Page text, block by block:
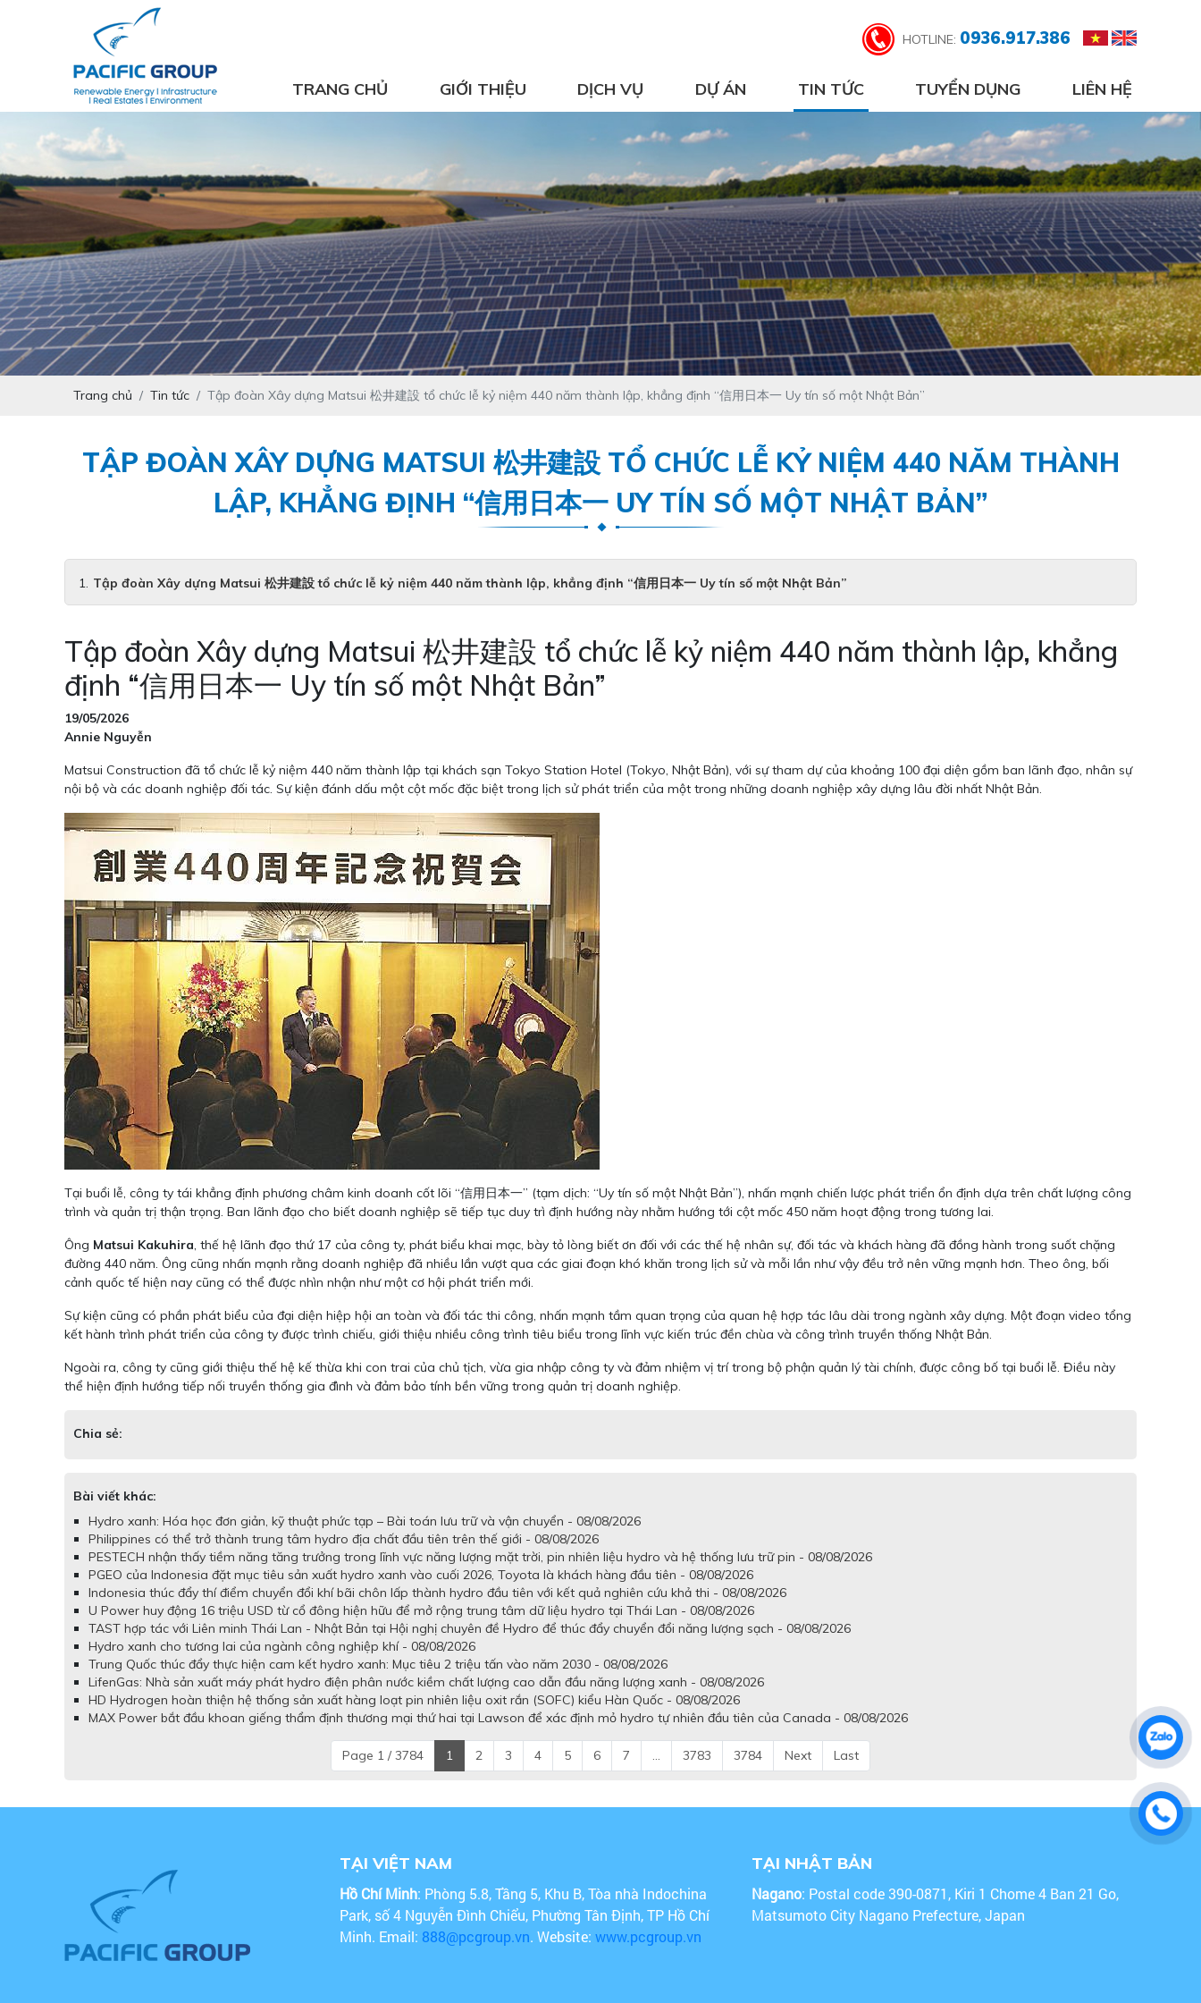
HOTLINE: 0936.917.386
TRANG CHỦ GIỚI THIỆU DỊCH VỤ DỰ ÁN TIN TỨC TUYỂN DỤNG LIÊN HỆ
Trang chủ Tin tức Tập đoàn Xây dựng Matsui 松井建設 tổ chức lễ kỷ niệm 440 năm thành lập, khẳng định “信用日本一 Uy tín số một Nhật Bản”
TẬP ĐOÀN XÂY DỰNG MATSUI 松井建設 TỔ CHỨC LỄ KỶ NIỆM 440 NĂM THÀNH
LẬP, KHẲNG ĐỊNH “信用日本一 UY TÍN SỐ MỘT NHẬT BẢN”
Tập đoàn Xây dựng Matsui 松井建設 tổ chức lễ kỷ niệm 440 năm thành lập, khẳng định “信用日本一 Uy tín số một Nhật Bản”
Tập đoàn Xây dựng Matsui 松井建設 tổ chức lễ kỷ niệm 440 năm thành lập, khẳng
định “信用日本一 Uy tín số một Nhật Bản”
19/05/2026
Annie Nguyễn
Matsui Construction đã tổ chức lễ kỷ niệm 440 năm thành lập tại khách sạn Tokyo Station Hotel (Tokyo, Nhật Bản), với sự tham dự của khoảng 100 đại diện gồm ban lãnh đạo, nhân sự
nội bộ và các doanh nghiệp đối tác. Sự kiện đánh dấu một cột mốc đặc biệt trong lịch sử phát triển của một trong những doanh nghiệp xây dựng lâu đời nhất Nhật Bản.
Tại buổi lễ, công ty tái khẳng định phương châm kinh doanh cốt lõi “信用日本一” (tạm dịch: “Uy tín số một Nhật Bản”), nhấn mạnh chiến lược phát triển ổn định dựa trên chất lượng công
trình và quản trị thận trọng. Ban lãnh đạo cho biết doanh nghiệp sẽ tiếp tục duy trì định hướng này nhằm hướng tới cột mốc 450 năm hoạt động trong tương lai.
Ông Matsui Kakuhira, thế hệ lãnh đạo thứ 17 của công ty, phát biểu khai mạc, bày tỏ lòng biết ơn đối với các thế hệ nhân sự, đối tác và khách hàng đã đồng hành trong suốt chặng
đường 440 năm. Ông cũng nhấn mạnh rằng doanh nghiệp đã nhiều lần vượt qua các giai đoạn khó khăn trong lịch sử và mỗi lần như vậy đều trở nên vững mạnh hơn. Theo ông, bối
cảnh quốc tế hiện nay cũng có thể được nhìn nhận như một cơ hội phát triển mới.
Sự kiện cũng có phần phát biểu của đại diện hiệp hội an toàn và đối tác thi công, nhấn mạnh tầm quan trọng của quan hệ hợp tác lâu dài trong ngành xây dựng. Một đoạn video tổng
kết hành trình phát triển của công ty được trình chiếu, giới thiệu nhiều công trình tiêu biểu trong lĩnh vực kiến trúc đền chùa và công trình truyền thống Nhật Bản.
Ngoài ra, công ty cũng giới thiệu thế hệ kế thừa khi con trai của chủ tịch, vừa gia nhập công ty và đảm nhiệm vị trí trong bộ phận quản lý tài chính, được công bố tại buổi lễ. Điều này
thể hiện định hướng tiếp nối truyền thống gia đình và đảm bảo tính bền vững trong quản trị doanh nghiệp.
Chia sẻ:
Bài viết khác:
Hydro xanh: Hóa học đơn giản, kỹ thuật phức tạp – Bài toán lưu trữ và vận chuyển - 08/08/2026
Philippines có thể trở thành trung tâm hydro địa chất đầu tiên trên thế giới - 08/08/2026
PESTECH nhận thấy tiềm năng tăng trưởng trong lĩnh vực năng lượng mặt trời, pin nhiên liệu hydro và hệ thống lưu trữ pin - 08/08/2026
PGEO của Indonesia đặt mục tiêu sản xuất hydro xanh vào cuối 2026, Toyota là khách hàng đầu tiên - 08/08/2026
Indonesia thúc đẩy thí điểm chuyển đổi khí bãi chôn lấp thành hydro đầu tiên với kết quả nghiên cứu khả thi - 08/08/2026
U Power huy động 16 triệu USD từ cổ đông hiện hữu để mở rộng trung tâm dữ liệu hydro tại Thái Lan - 08/08/2026
TAST hợp tác với Liên minh Thái Lan - Nhật Bản tại Hội nghị chuyên đề Hydro để thúc đẩy chuyển đổi năng lượng sạch - 08/08/2026
Hydro xanh cho tương lai của ngành công nghiệp khí - 08/08/2026
Trung Quốc thúc đẩy thực hiện cam kết hydro xanh: Mục tiêu 2 triệu tấn vào năm 2030 - 08/08/2026
LifenGas: Nhà sản xuất máy phát hydro điện phân nước kiềm chất lượng cao dẫn đầu năng lượng xanh - 08/08/2026
HD Hydrogen hoàn thiện hệ thống sản xuất hàng loạt pin nhiên liệu oxit rắn (SOFC) kiểu Hàn Quốc - 08/08/2026
MAX Power bắt đầu khoan giếng thẩm định thương mại thứ hai tại Lawson để xác định mỏ hydro tự nhiên đầu tiên của Canada - 08/08/2026
Page 1 / 3784 1 2 3 4 5 6 7 ... 3783 3784 Next Last
TẠI VIỆT NAM
Hồ Chí Minh: Phòng 5.8, Tầng 5, Khu B, Tòa nhà Indochina
Park, số 4 Nguyễn Đình Chiểu, Phường Tân Định, TP Hồ Chí
Minh. Email: 888@pcgroup.vn. Website: www.pcgroup.vn
TẠI NHẬT BẢN
Nagano: Postal code 390-0871, Kiri 1 Chome 4 Ban 21 Go,
Matsumoto City Nagano Prefecture, Japan